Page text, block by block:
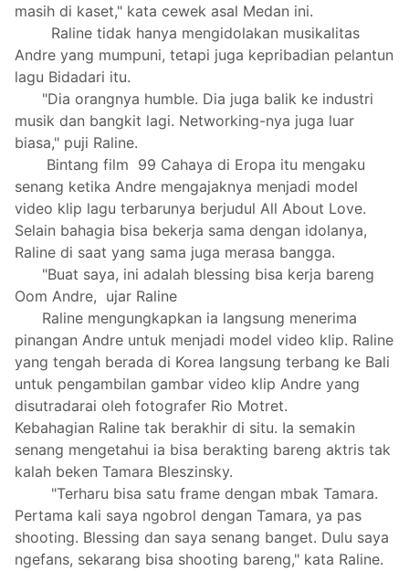
masih di kaset," kata cewek asal Medan ini.
Raline tidak hanya mengidolakan musikalitas
Andre yang mumpuni, tetapi juga kepribadian pelantun
lagu Bidadari itu.
"Dia orangnya humble. Dia juga balik ke industri
musik dan bangkit lagi. Networking-nya juga luar
biasa," puji Raline.
Bintang film 99 Cahaya di Eropa itu mengaku
senang ketika Andre mengajaknya menjadi model
video klip lagu terbarunya berjudul All About Love.
Selain bahagia bisa bekerja sama dengan idolanya,
Raline di saat yang sama juga merasa bangga.
"Buat saya, ini adalah blessing bisa kerja bareng
Oom Andre, ujar Raline
Raline mengungkapkan ia langsung menerima
pinangan Andre untuk menjadi model video klip. Raline
yang tengah berada di Korea langsung terbang ke Bali
untuk pengambilan gambar video klip Andre yang
disutradarai oleh fotografer Rio Motret.
Kebahagian Raline tak berakhir di situ. Ia semakin
senang mengetahui ia bisa berakting bareng aktris tak
kalah beken Tamara Bleszinsky.
"Terharu bisa satu frame dengan mbak Tamara.
Pertama kali saya ngobrol dengan Tamara, ya pas
shooting. Blessing dan saya senang banget. Dulu saya
ngefans, sekarang bisa shooting bareng," kata Raline.